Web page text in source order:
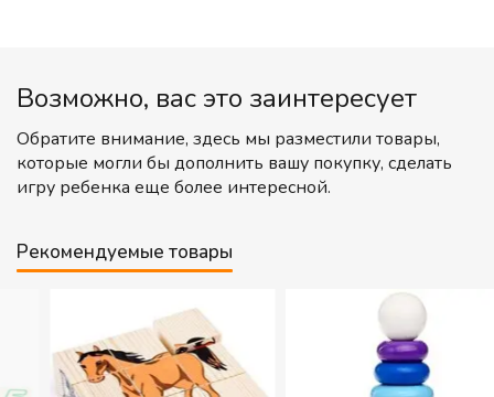
Возможно, вас это заинтересует
Обратите внимание, здесь мы разместили товары,
которые могли бы дополнить вашу покупку, сделать
игру ребенка еще более интересной.
Рекомендуемые товары